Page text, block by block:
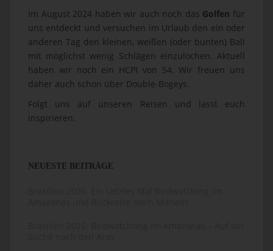
Im August 2024 haben wir auch noch das Golfen für
uns entdeckt und versuchen im Urlaub den ein oder
anderen Tag den kleinen, weißen (oder bunten) Ball
mit möglichst wenig Schlägen einzulochen. Aktuell
haben wir noch ein HCPI von 54. Wir freuen uns
daher auch schon über Double-Bogeys.
Folgt uns auf unseren Reisen und lasst euch
inspirieren.
NEUESTE BEITRÄGE